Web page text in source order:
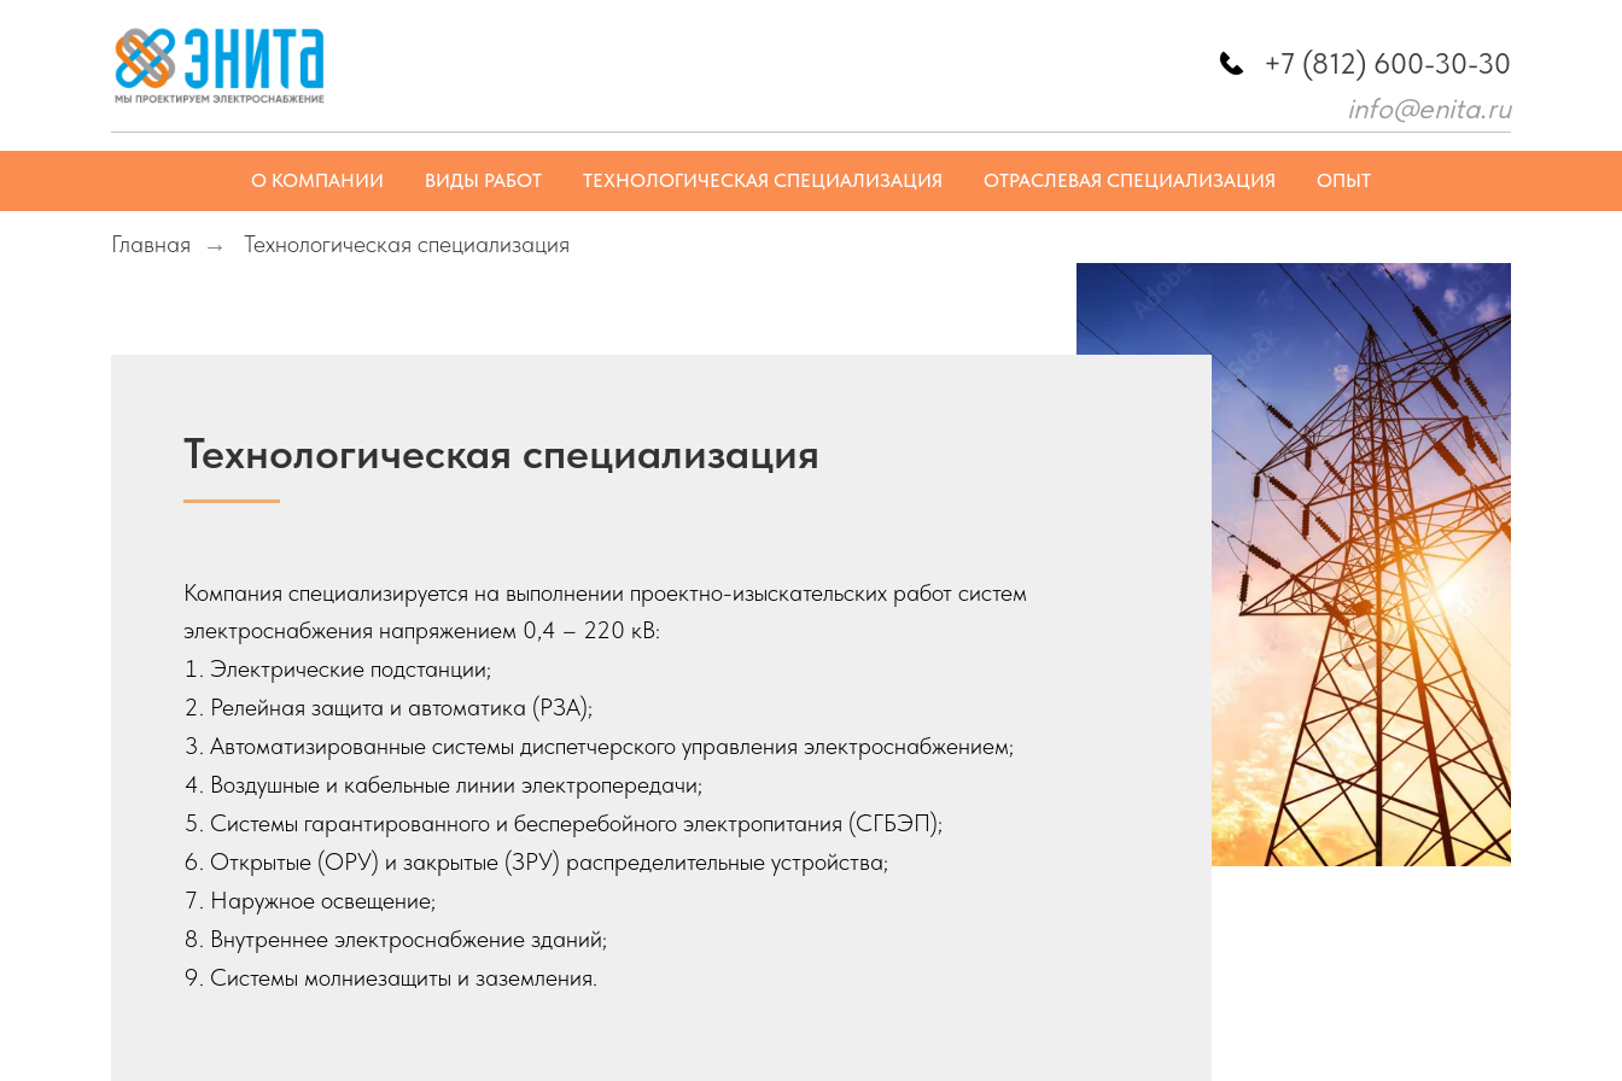
+7 (812) 600-30-30
info@enita.ru
О КОМПАНИИ ВИДЫ РАБОТ ТЕХНОЛОГИЧЕСКАЯ СПЕЦИАЛИЗАЦИЯ ОТРАСЛЕВАЯ СПЕЦИАЛИЗАЦИЯ ОПЫТ
Главная → Технологическая специализация
Технологическая специализация
Компания специализируется на выполнении проектно-изыскательских работ систем
электроснабжения напряжением 0,4 – 220 кВ:
Электрические подстанции;
Релейная защита и автоматика (РЗА);
Автоматизированные системы диспетчерского управления электроснабжением;
Воздушные и кабельные линии электропередачи;
Системы гарантированного и бесперебойного электропитания (СГБЭП);
Открытые (ОРУ) и закрытые (ЗРУ) распределительные устройства;
Наружное освещение;
Внутреннее электроснабжение зданий;
Системы молниезащиты и заземления.